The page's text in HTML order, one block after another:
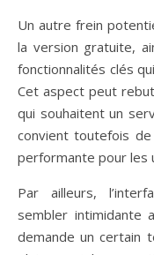
Un autre frein
la version gratuite,
fonctionnalités clés
Cet aspect peut
qui souhaitent un
convient toutefois
performante pour les
Par ailleurs,
sembler intimidante
demande un certain